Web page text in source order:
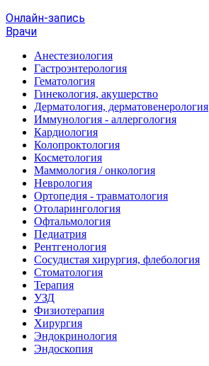
Онлайн-запись
Врачи
Анестезиология
Гастроэнтерология
Гематология
Гинекология, акушерство
Дерматология, дерматовенерология
Иммунология - аллергология
Кардиология
Колопроктология
Косметология
Маммология / онкология
Неврология
Ортопедия - травматология
Отоларингология
Офтальмология
Педиатрия
Рентгенология
Сосудистая хирургия, флебология
Стоматология
Терапия
УЗД
Физиотерапия
Хирургия
Эндокринология
Эндоскопия